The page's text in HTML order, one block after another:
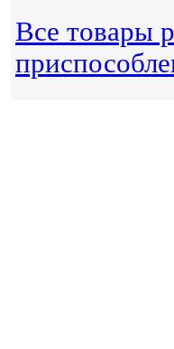
Все товары